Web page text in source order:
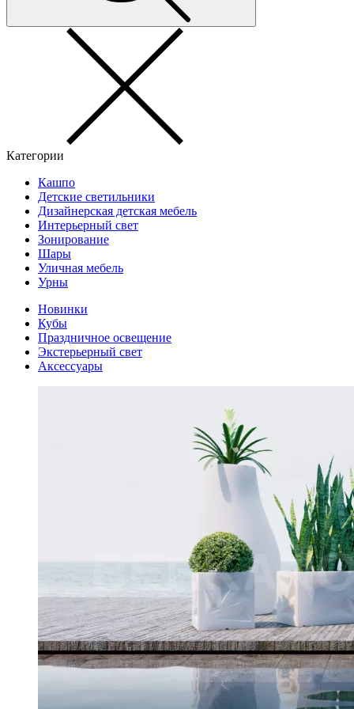
Категории
Кашпо
Детские светильники
Дизайнерская детская мебель
Интерьерный свет
Зонирование
Шары
Уличная мебель
Урны
Новинки
Кубы
Праздничное освещение
Экстерьерный свет
Аксессуары